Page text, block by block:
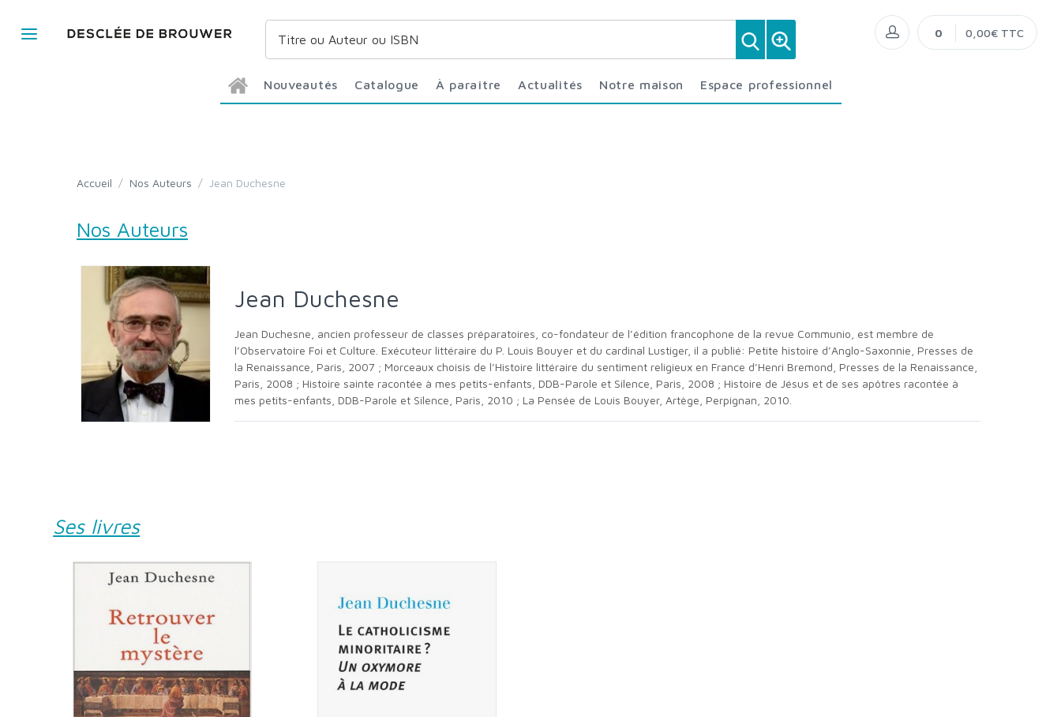
Nouveautés Catalogue À paraître Actualités Notre maison Espace professionnel
0 0,00€ TTC
Accueil / Nos Auteurs / Jean Duchesne
Nos Auteurs
Jean Duchesne
Jean Duchesne, ancien professeur de classes préparatoires, co-fondateur de l’édition francophone de la revue Communio, est membre de
l’Observatoire Foi et Culture. Exécuteur littéraire du P. Louis Bouyer et du cardinal Lustiger, il a publié: Petite histoire d’Anglo-Saxonnie, Presses de
la Renaissance, Paris, 2007 ; Morceaux choisis de l’Histoire littéraire du sentiment religieux en France d’Henri Bremond, Presses de la Renaissance,
Paris, 2008 ; Histoire sainte racontée à mes petits-enfants, DDB-Parole et Silence, Paris, 2008 ; Histoire de Jésus et de ses apôtres racontée à
mes petits-enfants, DDB-Parole et Silence, Paris, 2010 ; La Pensée de Louis Bouyer, Artège, Perpignan, 2010.
Ses livres